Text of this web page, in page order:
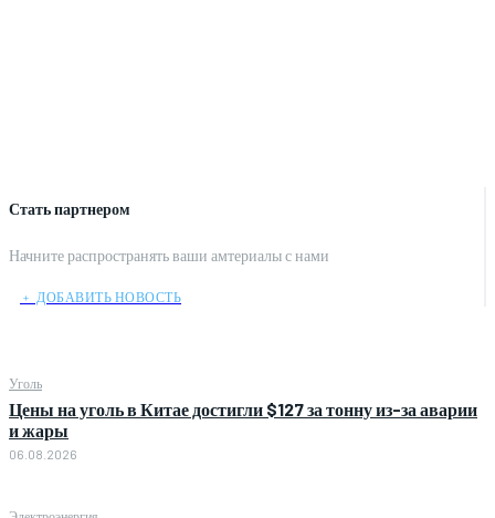
Стать партнером
Начните распространять ваши амтериалы с нами
﹢ ДОБАВИТЬ НОВОСТЬ
Уголь
Цены на уголь в Китае достигли $127 за тонну из-за аварии
и жары
06.08.2026